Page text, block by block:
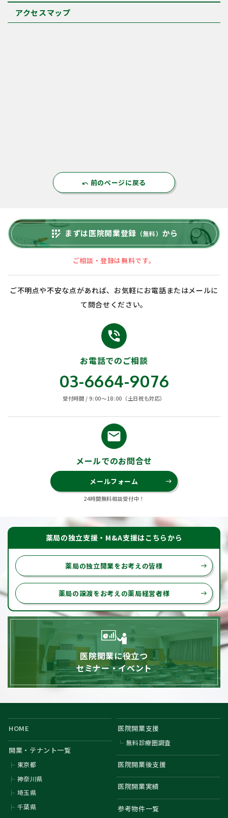
アクセスマップ
undo 前のページに戻る
app_registration まずは医院開業登録 （無料） から
ご相談・登録は無料です。
ご不明点や不安な点があれば、お気軽にお電話またはメールに
て問合せください。
phone_in_talk
お電話でのご相談
03-6664-9076
受付時間 / 9:00〜18:00（土日祝も対応）
email
メールでのお問合せ
メールフォーム east
24時間無料相談受付中！
薬局の独立支援・M&A支援はこちらから
薬局の独立開業をお考えの皆様 east
薬局の譲渡をお考えの薬局経営者様 east
医院開業に役立つ
セミナー・イベント
HOME
開業・テナント一覧
東京都
神奈川県
埼玉県
千葉県
医院開業支援
無料診療圏調査
医院開業後支援
医院開業実績
参考物件一覧